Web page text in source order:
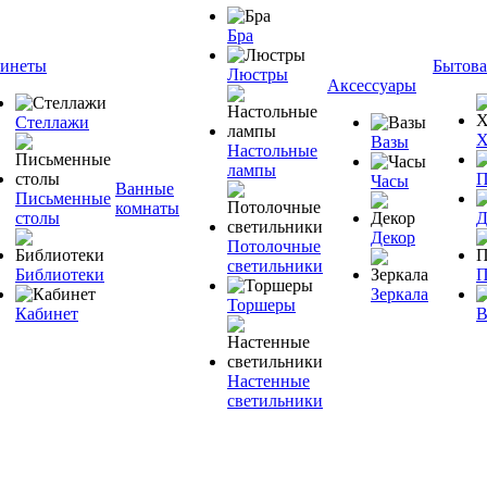
Стеллажи
Письменные
столы
Библиотеки
Кабинет
Ванные
комнаты
Бра
Люстры
Настольные
лампы
Потолочные
светильники
Торшеры
Настенные
светильники
Аксессуары
Вазы
Часы
Декор
Зеркала